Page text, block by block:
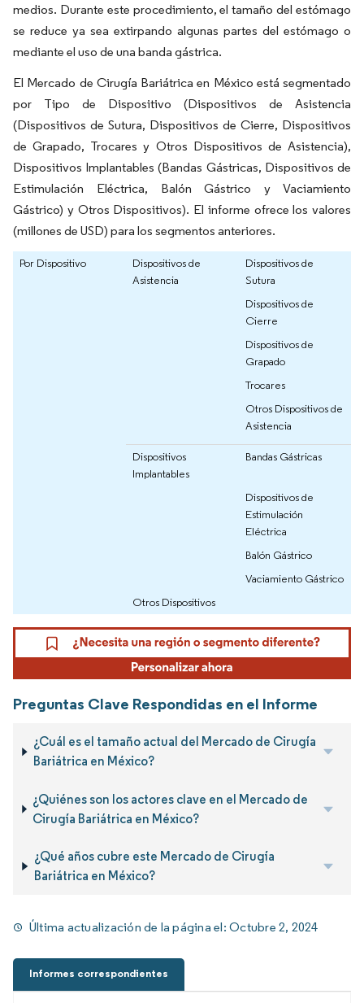
medios. Durante este procedimiento, el tamaño del estómago
se reduce ya sea extirpando algunas partes del estómago o
mediante el uso de una banda gástrica.
El Mercado de Cirugía Bariátrica en México está segmentado
por Tipo de Dispositivo (Dispositivos de Asistencia
(Dispositivos de Sutura, Dispositivos de Cierre, Dispositivos
de Grapado, Trocares y Otros Dispositivos de Asistencia),
Dispositivos Implantables (Bandas Gástricas, Dispositivos de
Estimulación Eléctrica, Balón Gástrico y Vaciamiento
Gástrico) y Otros Dispositivos). El informe ofrece los valores
(millones de USD) para los segmentos anteriores.
Por Dispositivo
Dispositivos de
Asistencia
Dispositivos de
Sutura
Dispositivos de
Cierre
Dispositivos de
Grapado
Trocares
Otros Dispositivos de
Asistencia
Dispositivos
Implantables
Bandas Gástricas
Dispositivos de
Estimulación
Eléctrica
Balón Gástrico
Vaciamiento Gástrico
Otros Dispositivos
Preguntas Clave Respondidas en el Informe
¿Cuál es el tamaño actual del Mercado de Cirugía
Bariátrica en México?
¿Quiénes son los actores clave en el Mercado de
Cirugía Bariátrica en México?
¿Qué años cubre este Mercado de Cirugía
Bariátrica en México?
Última actualización de la página el:Octubre 2, 2024
Informes correspondientes